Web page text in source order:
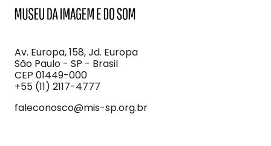
Imagem
e
do
Som
Av. Europa, 158, Jd. Europa
São Paulo - SP - Brasil
CEP 01449-000
+55 (11) 2117-4777
faleconosco@mis-sp.org.br